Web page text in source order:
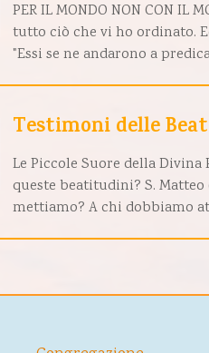
PER IL MONDO NON CON IL
tutto ciò che vi ho ordinato.
"Essi se ne andarono a
Testimoni delle
Le Piccole Suore della
queste beatitudini? S. Matteo
mettiamo? A chi dobbiamo